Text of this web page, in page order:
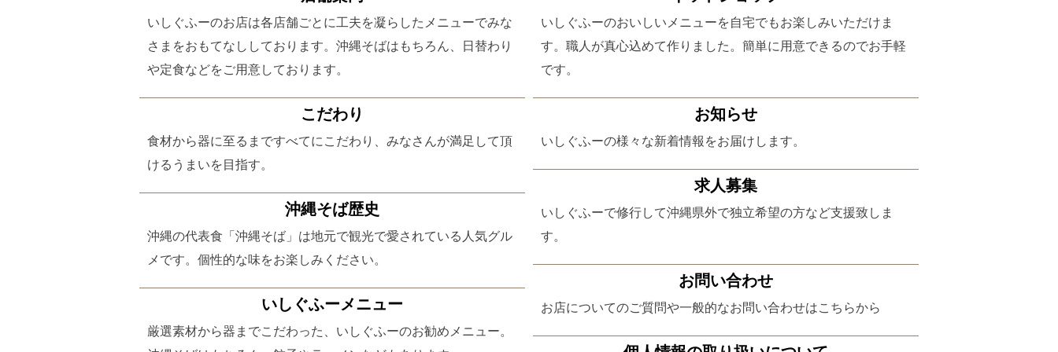
いしぐふーのお店は各店舗ごとに工夫を凝らしたメニューでみな
さまをおもてなししております。沖縄そばはもちろん、日替わり
や定食などをご用意しております。
こだわり
食材から器に至るまですべてにこだわり、みなさんが満足して頂
けるうまいを目指す。
沖縄そば歴史
沖縄の代表食「沖縄そば」は地元で観光で愛されている人気グル
メです。個性的な味をお楽しみください。
いしぐふーメニュー
厳選素材から器までこだわった、いしぐふーのお勧めメニュー。
いしぐふーのおいしいメニューを自宅でもお楽しみいただけま
す。職人が真心込めて作りました。簡単に用意できるのでお手軽
です。
お知らせ
いしぐふーの様々な新着情報をお届けします。
求人募集
いしぐふーで修行して沖縄県外で独立希望の方など支援致しま
す。
お問い合わせ
お店についてのご質問や一般的なお問い合わせはこちらから